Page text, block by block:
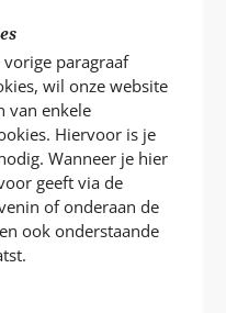
vorige paragraaf
wil onze website
van enkele
Hiervoor is je
Wanneer je hier
geeft via de
of onderaan de
ook onderstaande